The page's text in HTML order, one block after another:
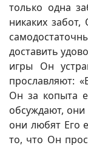
только одна
никаких
доставить
игры Он
прославляют:
Он за копыта
обсуждают,
они любят Его
то, что Он